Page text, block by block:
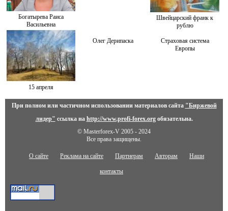
Богатырева Раиса
Васильевна
Швейцарский франк к
рублю
15 апреля
Олег Дерипаска
Страховая система
Европы
При полном или частичном использовании материалов сайта "Биржевой
лидер" ссылка на http://www.profi-forex.orgобязательна.
© Masterforex-V 2005 - 2024
Все права защищены.
О сайте Реклама на сайте Партнерам Авторам Наши
контакты